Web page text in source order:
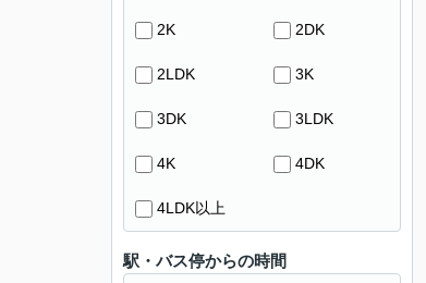
2K 2DK
2LDK 3K
3DK 3LDK
4K 4DK
4LDK以上
駅・バス停からの時間